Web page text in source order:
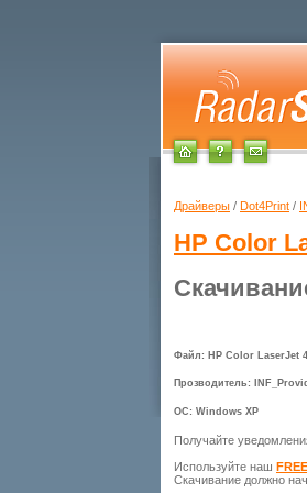
Драйверы / Dot4Print /
HP Color
Файл: HP Color LaserJet
Прозводитель:
ОС: Windows XP
Получайте
Используйте наш
Скачивание должно